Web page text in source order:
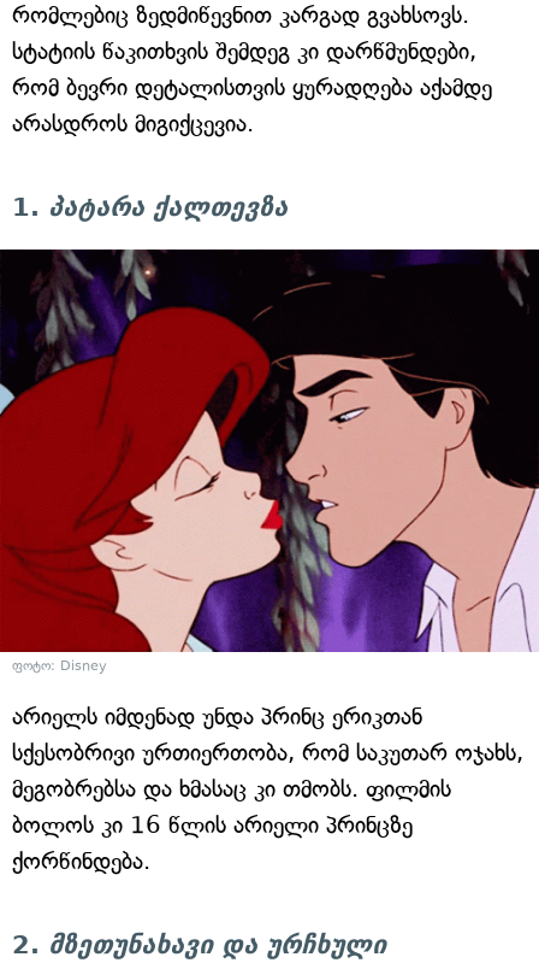
რომლებიც ზედმიწევნით კარგად გვახსოვს.
სტატიის წაკითხვის შემდეგ კი დარწმუნდები,
რომ ბევრი დეტალისთვის ყურადღება აქამდე
არასდროს მიგიქცევია.
1. პატარა ქალთევზა
ფოტო: Disney
არიელს იმდენად უნდა პრინც ერიკთან
სქესობრივი ურთიერთობა, რომ საკუთარ ოჯახს,
მეგობრებსა და ხმასაც კი თმობს. ფილმის
ბოლოს კი 16 წლის არიელი პრინცზე
ქორწინდება.
2. მზეთუნახავი და ურჩხული